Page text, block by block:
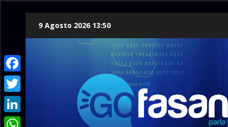
9 Agosto 2026 13:50
Facebook
Twitter
LinkedIn